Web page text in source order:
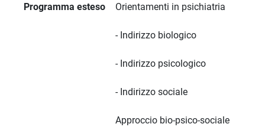
Programma esteso Orientamenti in psichiatria
- Indirizzo biologico
- Indirizzo psicologico
- Indirizzo sociale
Approccio bio-psico-sociale